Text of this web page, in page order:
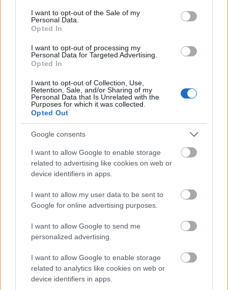
consent section.
I want to opt-out of the Sale of my
Personal Data.
Opted In
I want to opt-out of processing my
Personal Data for Targeted Advertising.
Opted In
I want to opt-out of Collection, Use,
Retention, Sale, and/or Sharing of my
Personal Data that Is Unrelated with the
Purposes for which it was collected.
Opted Out
Google consents
I want to allow Google to enable storage
related to advertising like cookies on web or
device identifiers in apps.
I want to allow my user data to be sent to
Google for online advertising purposes.
I want to allow Google to send me
personalized advertising.
I want to allow Google to enable storage
related to analytics like cookies on web or
device identifiers in apps.
Artúr ferences szerzetes, csíksomlyói
rendházfőnök.
Szombaton, a helyi idő szerint fél egykor
kezdődő ünnepi búcsúsmisét a Duna
Televízió élő adásban közvetíti.
Forrás:Vitaltippek
KÉZMŰVES MESTERSÉGEK TALÁLKOZÓJA A